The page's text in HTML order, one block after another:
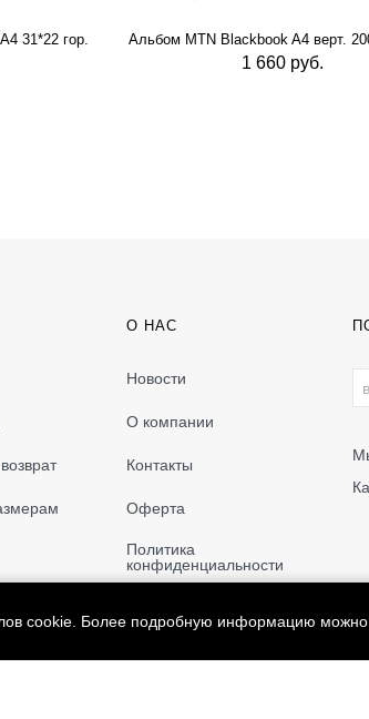
31*22 гор. Альбом MTN Blackbook A4 верт.
1 660 руб.
О НАС
Новости
О компании
Контакты
Оферта
Политика
конфиденциальности
cookie. Более подробную информацию можно